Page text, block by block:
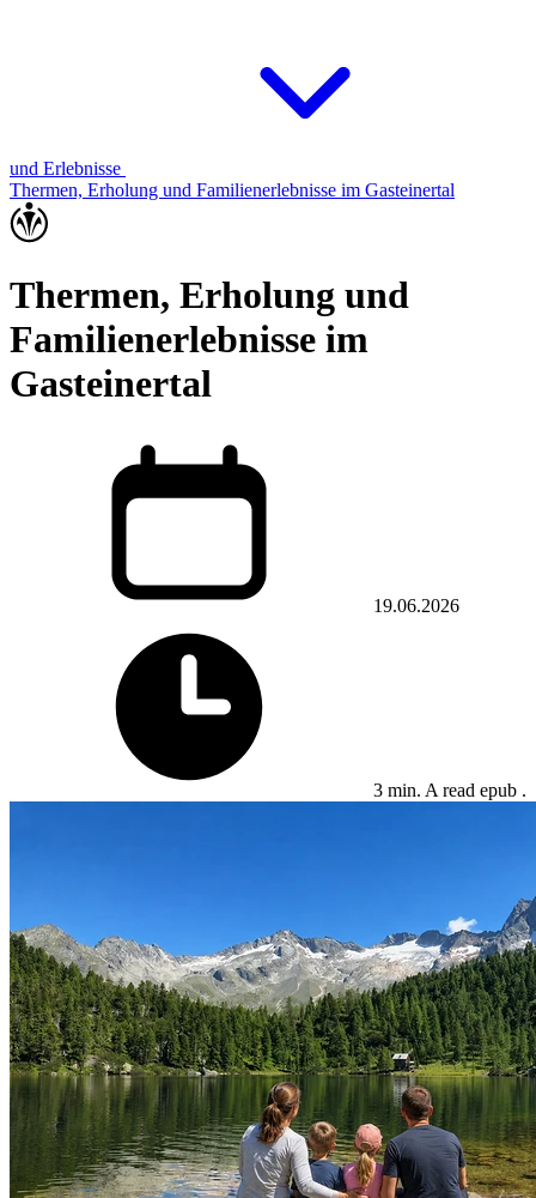
und Erlebnisse
Thermen, Erholung und Familienerlebnisse im Gasteinertal
Thermen, Erholung und
Familienerlebnisse im
Gasteinertal
19.06.2026
3 min. A read epub .